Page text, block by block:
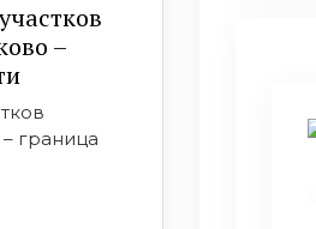
–
граница